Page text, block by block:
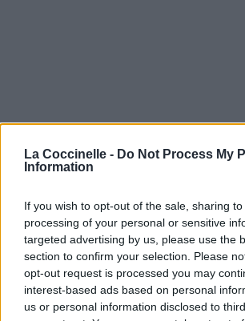
La Coccinelle - Do Not Process My
Information
If you wish to opt-out of the sale, sharing
processing of your personal or sensitive
targeted advertising by us, please use the
section to confirm your selection. Please
opt-out request is processed you may
interest-based ads based on personal
us or personal information disclosed to